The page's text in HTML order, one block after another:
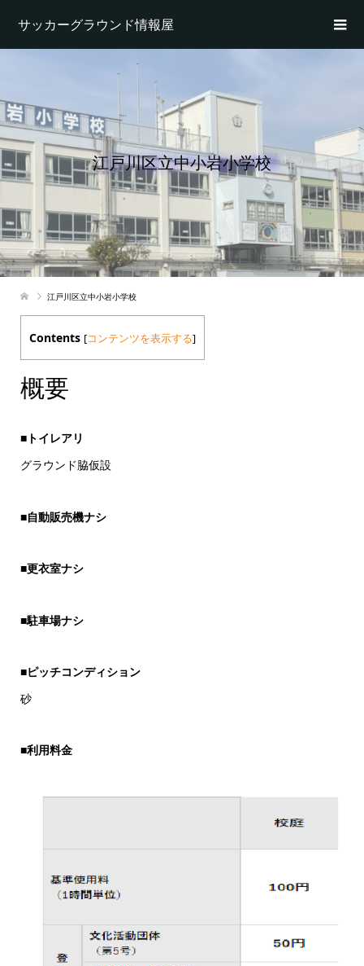
サッカーグラウンド情報屋
江戸川区立中小岩小学校
江戸川区立中小岩小学校
Contents [コンテンツを表示する]
概要
■トイレアリ
グラウンド脇仮設
■自動販売機ナシ
■更衣室ナシ
■駐車場ナシ
■ピッチコンディション
砂
■利用料金